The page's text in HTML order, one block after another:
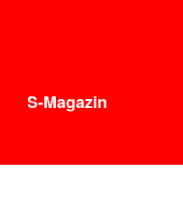
S-Magazin